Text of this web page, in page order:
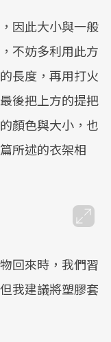
因此大小與一般
不妨多利用此方
長度，再用打火
後把上方的提把
顏色與大小，也
所述的衣架相
回來時，我們習
我建議將塑膠套